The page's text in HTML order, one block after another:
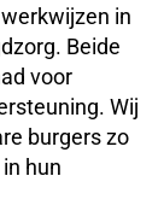
in
Beide
voor
Wij
burgers zo
hun